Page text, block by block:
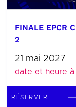
FINALE EPCR
2
21 mai 2027
date et heure
RÉSERVER